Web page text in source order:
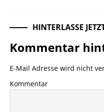
HINTERLASSE
Kommentar
E-Mail Adresse wird nicht
Kommentar